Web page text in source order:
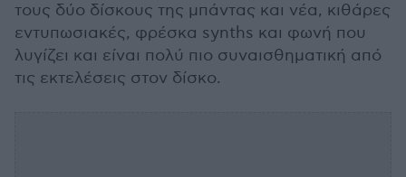
τους δύο δίσκους της μπάντας και νέα, κιθάρες
εντυπωσιακές, φρέσκα synths και φωνή που
λυγίζει και είναι πολύ πιο συναισθηματική από
τις εκτελέσεις στον δίσκο.